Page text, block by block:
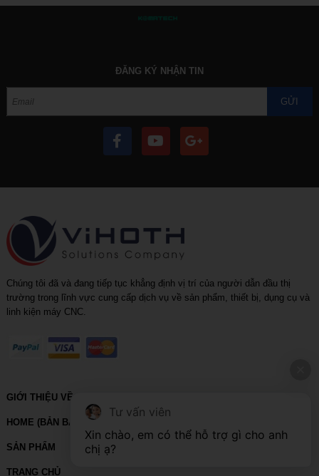
ĐĂNG KÝ NHẬN TIN
GỬI
Chúng tôi đã và đang tiếp tục khẳng định vị trí của người dẫn đầu thị
trường trong lĩnh vực cung cấp dịch vụ về sản phẩm, thiết bị, dụng cụ và
linh kiện máy CNC.
GIỚI THIỆU VỀ VIHOTH
HOME (BẢN BACKUP – VUI LÒNG KHÔNG SỬA XÓA)
SẢN PHẨM
TRANG CHỦ
Tư vấn viên
Xin chào, em có thể hỗ trợ gì cho anh
chị ạ?